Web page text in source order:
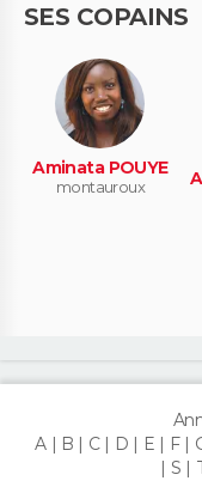
SES COPAINS
Aminata POUYE
montauroux
A
B C D E F
S